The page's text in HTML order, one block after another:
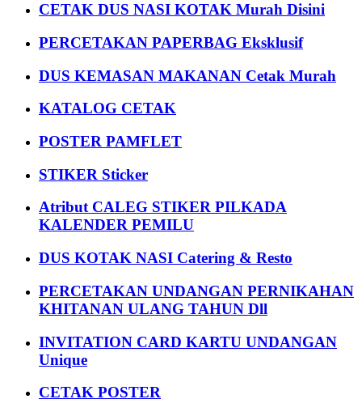
CETAK DUS NASI KOTAK Murah Disini
PERCETAKAN PAPERBAG Eksklusif
DUS KEMASAN MAKANAN Cetak Murah
KATALOG CETAK
POSTER PAMFLET
STIKER Sticker
Atribut CALEG STIKER PILKADA
KALENDER PEMILU
DUS KOTAK NASI Catering & Resto
PERCETAKAN UNDANGAN PERNIKAHAN
KHITANAN ULANG TAHUN Dll
INVITATION CARD KARTU UNDANGAN
Unique
CETAK POSTER